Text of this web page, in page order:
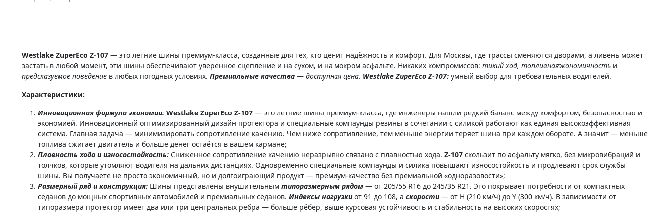
Westlake ZuperEco Z-107 — это летние шины премиум-класса, созданные для тех, кто ценит надёжность и комфорт. Для Москвы, где трассы сменяются дворами, а ливень может
застать в любой момент, эти шины обеспечивают уверенное сцепление и на сухом, и на мокром асфальте. Никаких компромиссов: тихий ход, топливнаяэкономичность и
предсказуемое поведение в любых погодных условиях. Премиальные качества — доступная цена. Westlake ZuperEco Z-107: умный выбор для требовательных водителей.
Характеристики:
Инновационная формула экономии: Westlake ZuperEco Z-107 — это летние шины премиум-класса, где инженеры нашли редкий баланс между комфортом, безопасностью и
экономией. Инновационный оптимизированный дизайн протектора и специальные компаунды резины в сочетании с силикой работают как единая высокоэффективная
система. Главная задача — минимизировать сопротивление качению. Чем ниже сопротивление, тем меньше энергии теряет шина при каждом обороте. А значит — меньше
топлива сжигает двигатель и больше денег остаётся в вашем кармане;
Плавность хода и износостойкость: Сниженное сопротивление качению неразрывно связано с плавностью хода. Z-107 скользит по асфальту мягко, без микровибраций и
толчков, которые утомляют водителя на дальних дистанциях. Одновременно специальные компаунды и силика повышают износостойкость и продлевают срок службы
шины. Вы получаете не просто экономичный, но и долгоиграющий продукт — премиум-качество без премиальной «одноразовости»;
Размерный ряд и конструкция: Шины представлены внушительным типоразмерным рядом — от 205/55 R16 до 245/35 R21. Это покрывает потребности от компактных
седанов до мощных спортивных автомобилей и премиальных седанов. Индексы нагрузкиот 91 до 108, а скорости— от H (210 км/ч) до Y (300 км/ч). В зависимости от
типоразмера протектор имеет два или три центральных ребра — больше рёбер, выше курсовая устойчивость и стабильность на высоких скоростях;